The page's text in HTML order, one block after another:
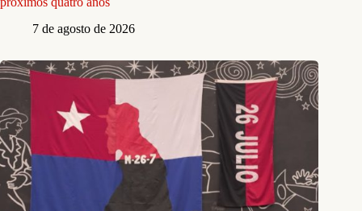
7 de agosto de 2026